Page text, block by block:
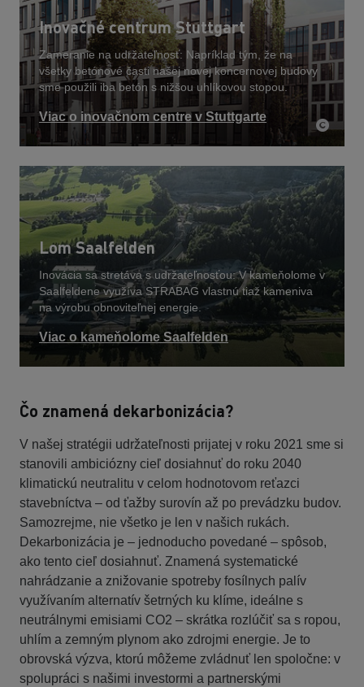
Inovačné centrum Stuttgart
Zameranie na udržateľnosť: Napríklad tým, že na
všetky betónové časti našej novej koncernovej budovy
sme použili iba betón s nižšou uhlíkovou stopou.
Viac o inovačnom centre v Stuttgarte
Lom Saalfelden
Inovácia sa stretáva s udržateľnosťou: V kameňolome v
Saalfeldene využíva STRABAG vlastnú tiaž kameniva
na výrobu obnoviteľnej energie.
Viac o kameňolome Saalfelden
Čo znamená dekarbonizácia?
V našej stratégii udržateľnosti prijatej v roku 2021 sme si
stanovili ambiciózny cieľ dosiahnuť do roku 2040
klimatickú neutralitu v celom hodnotovom reťazci
stavebníctva – od ťažby surovín až po prevádzku budov.
Samozrejme, nie všetko je len v našich rukách.
Dekarbonizácia je – jednoducho povedané – spôsob,
ako tento cieľ dosiahnuť. Znamená systematické
nahrádzanie a znižovanie spotreby fosílnych palív
využívaním alternatív šetrných ku klíme, ideálne s
neutrálnymi emisiami CO2 – skrátka rozlúčiť sa s ropou,
uhlím a zemným plynom ako zdrojmi energie. Je to
obrovská výzva, ktorú môžeme zvládnuť len spoločne: v
spolupráci s našimi investormi a partnerskými